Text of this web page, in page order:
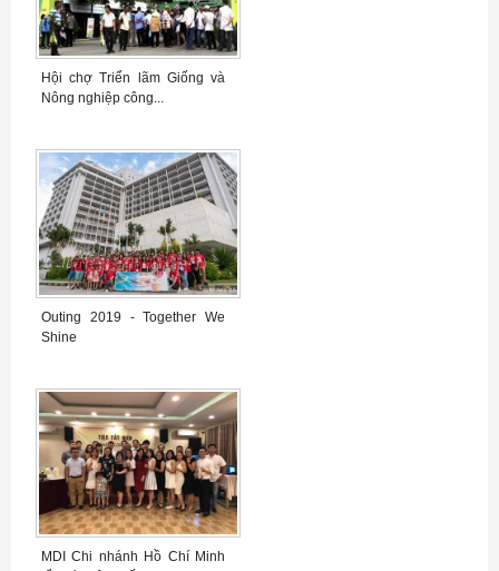
Hội chợ Triển lãm Giống và
Nông nghiệp công...
Outing 2019 - Together We
Shine
MDI Chi nhánh Hồ Chí Minh